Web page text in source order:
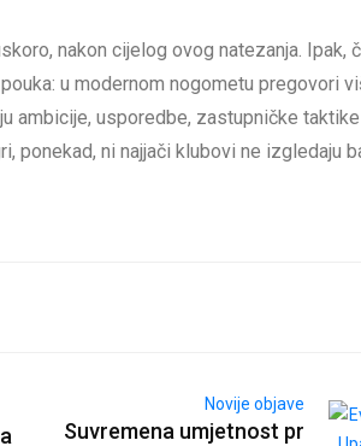
nakon cijelog ovog natezanja. Ipak,
u modernom nogometu pregovori
ambicije, usporedbe, zastupničke
ponekad, ni najjači klubovi ne izgledaju
Novije objave
Suvremena umjetnost pr